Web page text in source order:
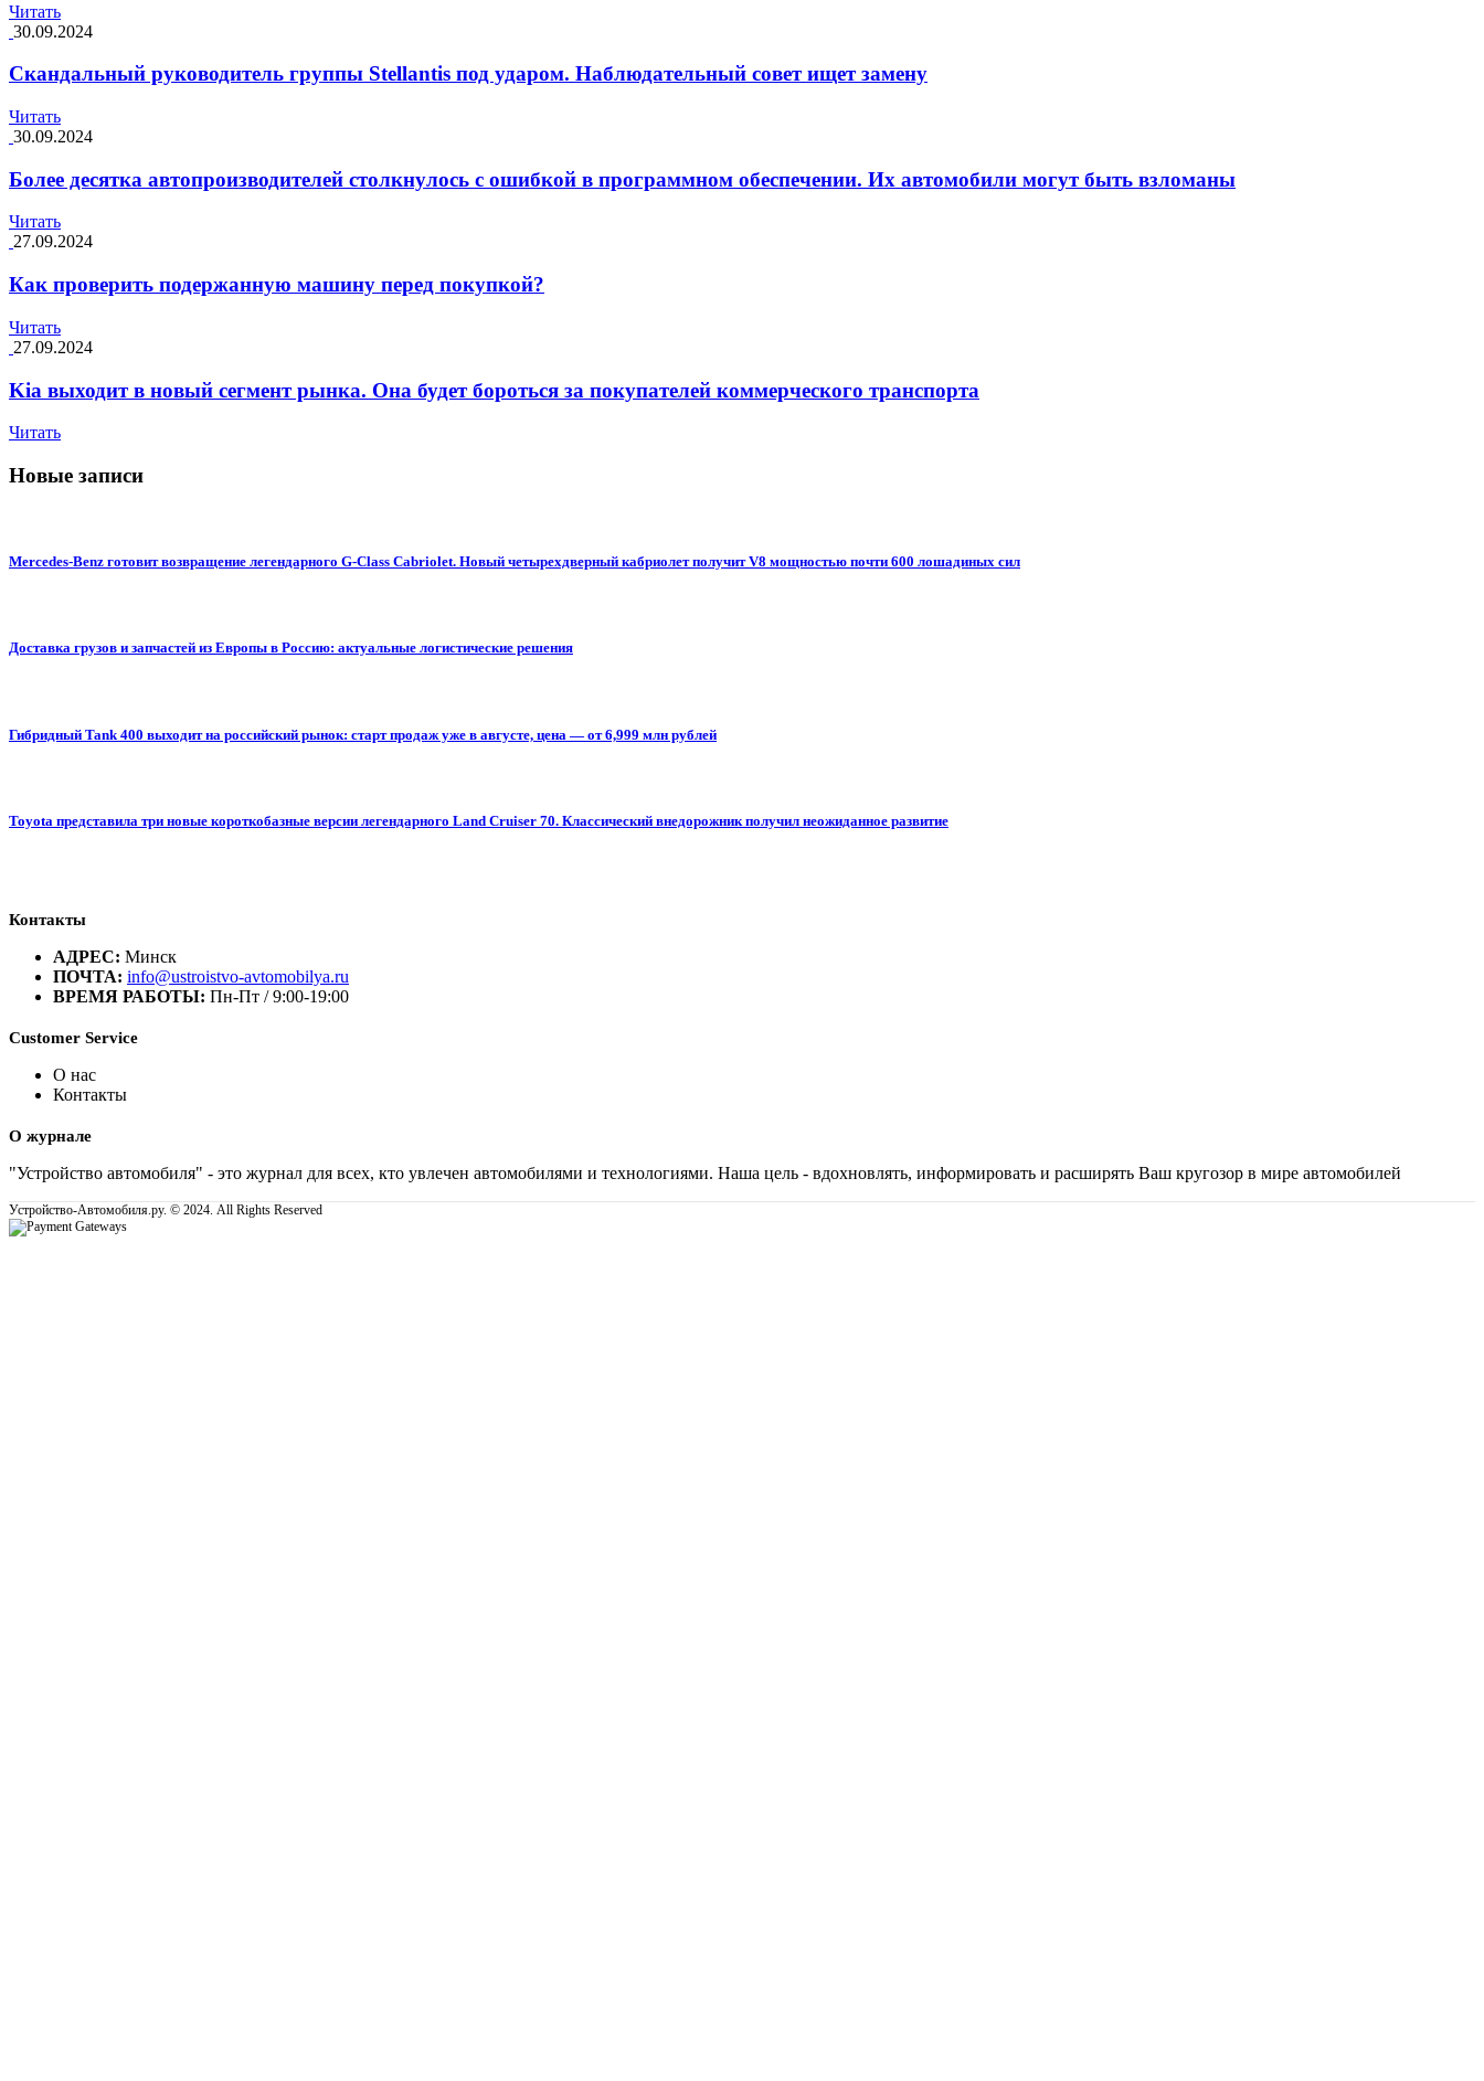
Читать
30.09.2024
Скандальный руководитель группы Stellantis под ударом. Наблюдательный совет ищет замену
Читать
30.09.2024
Более десятка автопроизводителей столкнулось с ошибкой в программном обеспечении. Их автомобили могут быть взломаны
Читать
27.09.2024
Как проверить подержанную машину перед покупкой?
Читать
27.09.2024
Kia выходит в новый сегмент рынка. Она будет бороться за покупателей коммерческого транспорта
Читать
Новые записи
Mercedes-Benz готовит возвращение легендарного G-Class Cabriolet. Новый четырехдверный кабриолет получит V8 мощностью почти 600 лошадиных сил
Доставка грузов и запчастей из Европы в Россию: актуальные логистические решения
Гибридный Tank 400 выходит на российский рынок: старт продаж уже в августе, цена — от 6,999 млн рублей
Toyota представила три новые короткобазные версии легендарного Land Cruiser 70. Классический внедорожник получил неожиданное развитие
Контакты
АДРЕС: Минск
ПОЧТА: info@ustroistvo-avtomobilya.ru
ВРЕМЯ РАБОТЫ: Пн-Пт / 9:00-19:00
Customer Service
О нас
Контакты
О журнале
"Устройство автомобиля" - это журнал для всех, кто увлечен автомобилями и технологиями. Наша цель - вдохновлять, информировать и расширять Ваш кругозор в мире автомобилей
Устройство-Автомобиля.ру. © 2024. All Rights Reserved